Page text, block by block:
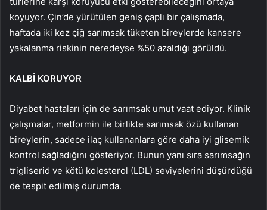
koyuyor. Çin’de yürütülen geniş çaplı bir çalışmada,
haftada iki kez çiğ sarımsak tüketen bireylerde kansere
yakalanma riskinin neredeyse %50 azaldığı görüldü.
KALBİ KORUYOR
Diyabet hastaları için de sarımsak umut vaat ediyor. Klinik
çalışmalar, metformin ile birlikte sarımsak özü kullanan
bireylerin, sadece ilaç kullananlara göre daha iyi glisemik
kontrol sağladığını gösteriyor. Bunun yanı sıra sarımsağın
trigliserid ve kötü kolesterol (LDL) seviyelerini düşürdüğü
de tespit edilmiş durumda.